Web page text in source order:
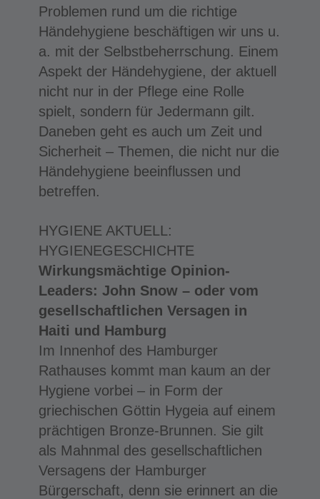
Problemen rund um die richtige
Händehygiene beschäftigen wir uns u.
a. mit der Selbstbeherrschung. Einem
Aspekt der Händehygiene, der aktuell
nicht nur in der Pflege eine Rolle
spielt, sondern für Jedermann gilt.
Daneben geht es auch um Zeit und
Sicherheit – Themen, die nicht nur die
Händehygiene beeinflussen und
betreffen.
HYGIENE AKTUELL:
HYGIENEGESCHICHTE
Wirkungsmächtige Opinion-
Leaders: John Snow – oder vom
gesellschaftlichen Versagen in
Haiti und Hamburg
Im Innenhof des Hamburger
Rathauses kommt man kaum an der
Hygiene vorbei – in Form der
griechischen Göttin Hygeia auf einem
prächtigen Bronze-Brunnen. Sie gilt
als Mahnmal des gesellschaftlichen
Versagens der Hamburger
Bürgerschaft, denn sie erinnert an die